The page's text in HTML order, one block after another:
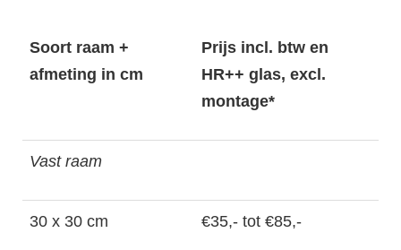
Soort raam +
afmeting in cm
Prijs incl. btw en
HR++ glas, excl.
montage*
Vast raam
30 x 30 cm €35,- tot €85,-